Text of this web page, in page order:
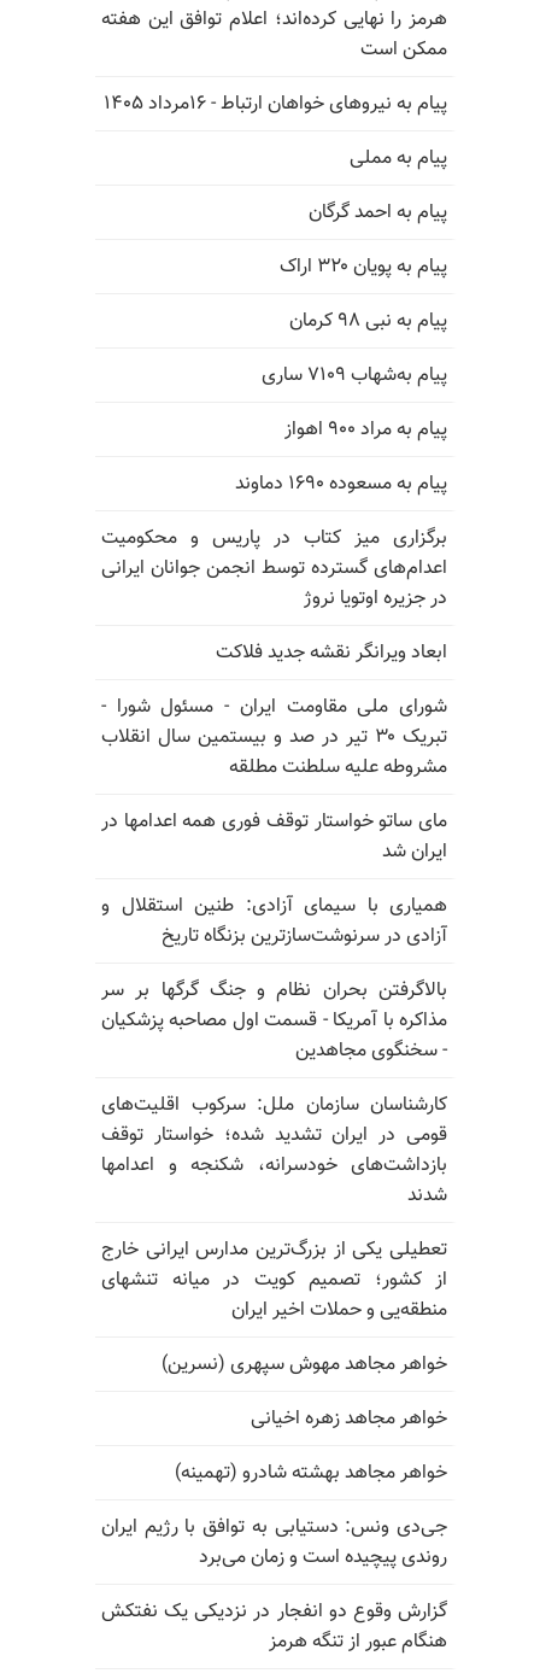
هرمز را نهایی کرده‌اند؛ اعلام توافق این هفته
ممکن است
پیام به نیروهای خواهان ارتباط - ۱۶مرداد ۱۴۰۵
پیام به مملی
پیام به احمد گرگان
پیام به پویان ۳۲۰ اراک
پیام به نبی ۹۸ کرمان
پیام به‌شهاب ۷۱۰۹ ساری
پیام به مراد ۹۰۰ اهواز
پیام به مسعوده ۱۶۹۰ دماوند
برگزاری میز کتاب در پاریس و محکومیت
اعدام‌های گسترده توسط انجمن جوانان ایرانی
در جزیره اوتویا نروژ
ابعاد ویرانگر نقشه جدید فلاکت
شورای ملی مقاومت ایران - مسئول شورا -
تبریک ۳۰ تیر در صد و بیستمین سال انقلاب
مشروطه علیه سلطنت مطلقه
مای ساتو خواستار توقف فوری همه اعدامها در
ایران شد
همیاری با سیمای آزادی: طنین استقلال و
آزادی در سرنوشت‌سازترین بزنگاه تاریخ
بالا‌گرفتن بحران نظام و جنگ گرگها بر سر
مذاکره با آمریکا - قسمت اول مصاحبه پزشکیان
- سخنگوی مجاهدین
کارشناسان سازمان ملل: سرکوب اقلیت‌های
قومی در ایران تشدید شده؛ خواستار توقف
بازداشت‌های خودسرانه، شکنجه و اعدامها
شدند
تعطیلی یکی از بزرگ‌ترین مدارس ایرانی خارج
از کشور؛ تصمیم کویت در میانه تنشهای
منطقه‌یی و حملات اخیر ایران
خواهر مجاهد مهوش سپهری (نسرین)
خواهر مجاهد زهره اخیانی
خواهر مجاهد بهشته شادرو (تهمینه)
جی‌دی ونس: دستیابی به توافق با رژیم ایران
روندی پیچیده است و زمان می‌برد
گزارش وقوع دو انفجار در نزدیکی یک نفتکش
هنگام عبور از تنگه هرمز